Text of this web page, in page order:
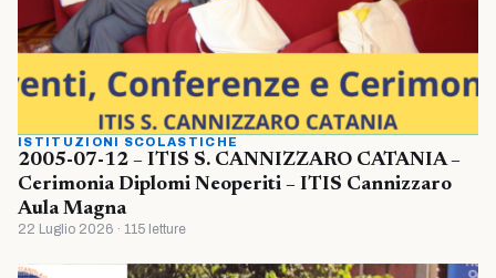
ISTITUZIONI SCOLASTICHE
2005-07-12 – ITIS S. CANNIZZARO CATANIA –
Cerimonia Diplomi Neoperiti – ITIS Cannizzaro
Aula Magna
22 Luglio 2026 · 115 letture